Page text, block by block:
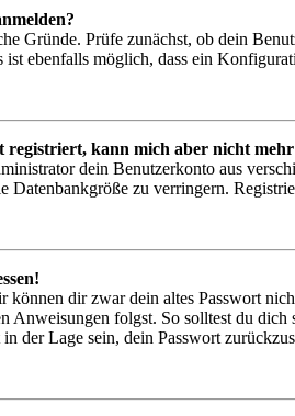
Gründe. Prüfe zunächst, ob dein
ist ebenfalls möglich, dass ein
registriert, kann mich aber nicht
dein Benutzerkonto aus
Datenbankgröße zu verringern.
können dir zwar dein altes Passwort
Anweisungen folgst. So solltest du
der Lage sein, dein Passwort